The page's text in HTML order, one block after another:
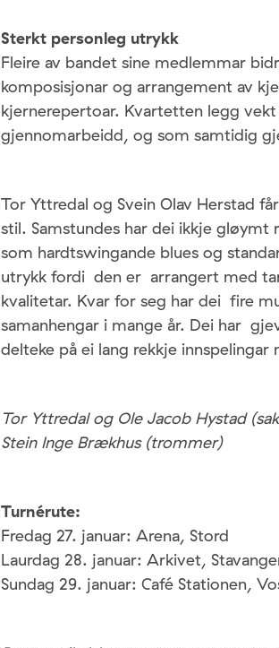
Sterkt personleg utrykk
Fleire av bandet sine medlemmar
komposisjonar og arrangement av
kjernerepertoar. Kvartetten legg
gjennomarbeidd, og som samtidig
Tor Yttredal og Svein Olav Herstad
stil. Samstundes har dei ikkje gløymt
som hardtswingande blues og
utrykk fordi den er arrangert med
kvalitetar. Kvar for seg har dei fire
samanhengar i mange år. Dei har
delteke på ei lang rekkje innspelingar
Tor Yttredal og Ole Jacob Hystad
Stein Inge Brækhus (trommer)
Turnérute:
Fredag 27. januar: Arena, Stord
Laurdag 28. januar: Arkivet,
Sundag 29. januar: Café Stationen,